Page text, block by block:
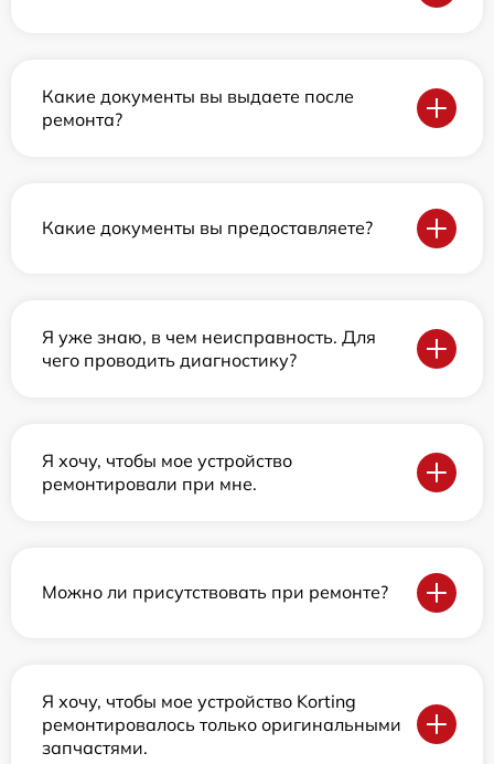
Какие документы вы выдаете после
ремонта?
Какие документы вы предоставляете?
Я уже знаю, в чем неисправность. Для
чего проводить диагностику?
Я хочу, чтобы мое устройство
ремонтировали при мне.
Можно ли присутствовать при ремонте?
Я хочу, чтобы мое устройство Korting
ремонтировалось только оригинальными
запчастями.